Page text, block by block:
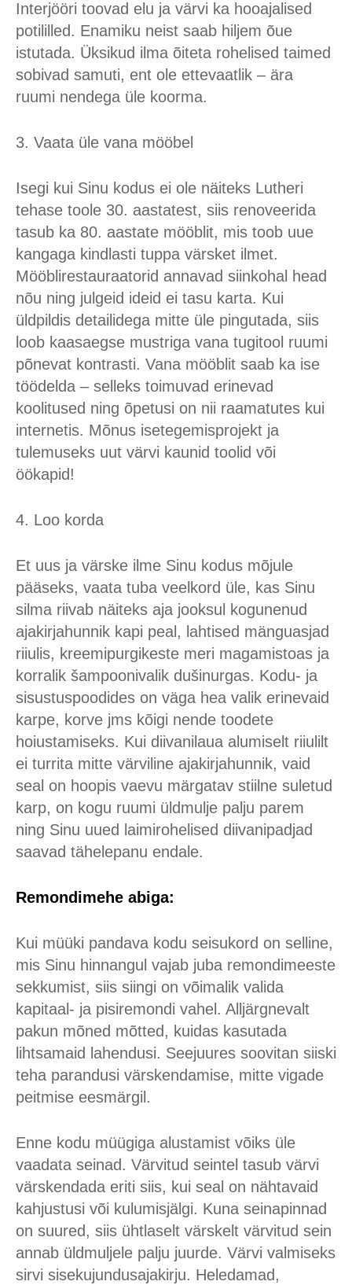
Interjööri toovad elu ja värvi ka hooajalised
potililled. Enamiku neist saab hiljem õue
istutada. Üksikud ilma õiteta rohelised taimed
sobivad samuti, ent ole ettevaatlik – ära
ruumi nendega üle koorma.
3. Vaata üle vana mööbel
Isegi kui Sinu kodus ei ole näiteks Lutheri
tehase toole 30. aastatest, siis renoveerida
tasub ka 80. aastate mööblit, mis toob uue
kangaga kindlasti tuppa värsket ilmet.
Mööblirestauraatorid annavad siinkohal head
nõu ning julgeid ideid ei tasu karta. Kui
üldpildis detailidega mitte üle pingutada, siis
loob kaasaegse mustriga vana tugitool ruumi
põnevat kontrasti. Vana mööblit saab ka ise
töödelda – selleks toimuvad erinevad
koolitused ning õpetusi on nii raamatutes kui
internetis. Mõnus isetegemisprojekt ja
tulemuseks uut värvi kaunid toolid või
öökapid!
4. Loo korda
Et uus ja värske ilme Sinu kodus mõjule
pääseks, vaata tuba veelkord üle, kas Sinu
silma riivab näiteks aja jooksul kogunenud
ajakirjahunnik kapi peal, lahtised mänguasjad
riiulis, kreemipurgikeste meri magamistoas ja
korralik šampoonivalik dušinurgas. Kodu- ja
sisustuspoodides on väga hea valik erinevaid
karpe, korve jms kõigi nende toodete
hoiustamiseks. Kui diivanilaua alumiselt riiulilt
ei turrita mitte värviline ajakirjahunnik, vaid
seal on hoopis vaevu märgatav stiilne suletud
karp, on kogu ruumi üldmulje palju parem
ning Sinu uued laimirohelised diivanipadjad
saavad tähelepanu endale.
Remondimehe abiga:
Kui müüki pandava kodu seisukord on selline,
mis Sinu hinnangul vajab juba remondimeeste
sekkumist, siis siingi on võimalik valida
kapitaal- ja pisiremondi vahel. Alljärgnevalt
pakun mõned mõtted, kuidas kasutada
lihtsamaid lahendusi. Seejuures soovitan siiski
teha parandusi värskendamise, mitte vigade
peitmise eesmärgil.
Enne kodu müügiga alustamist võiks üle
vaadata seinad. Värvitud seintel tasub värvi
värskendada eriti siis, kui seal on nähtavaid
kahjustusi või kulumisjälgi. Kuna seinapinnad
on suured, siis ühtlaselt värskelt värvitud sein
annab üldmuljele palju juurde. Värvi valmiseks
sirvi sisekujundusajakirju. Heledamad,